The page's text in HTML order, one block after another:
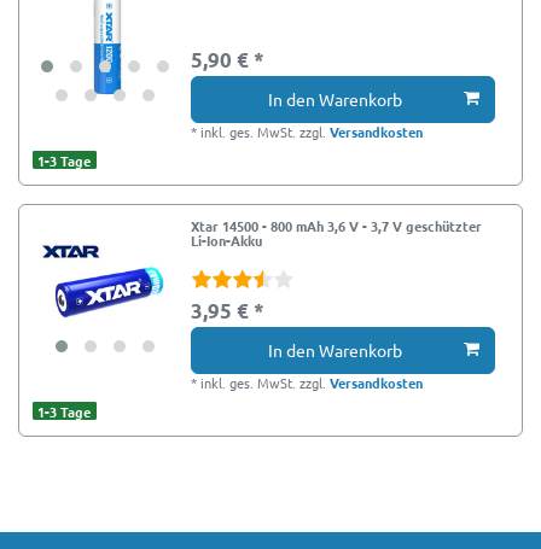
5,90 € *
In den Warenkorb
* inkl. ges. MwSt. zzgl.Versandkosten
1-3 Tage
Xtar 14500 - 800 mAh 3,6 V - 3,7 V geschützter
Li-Ion-Akku
3,95 € *
In den Warenkorb
* inkl. ges. MwSt. zzgl.Versandkosten
1-3 Tage